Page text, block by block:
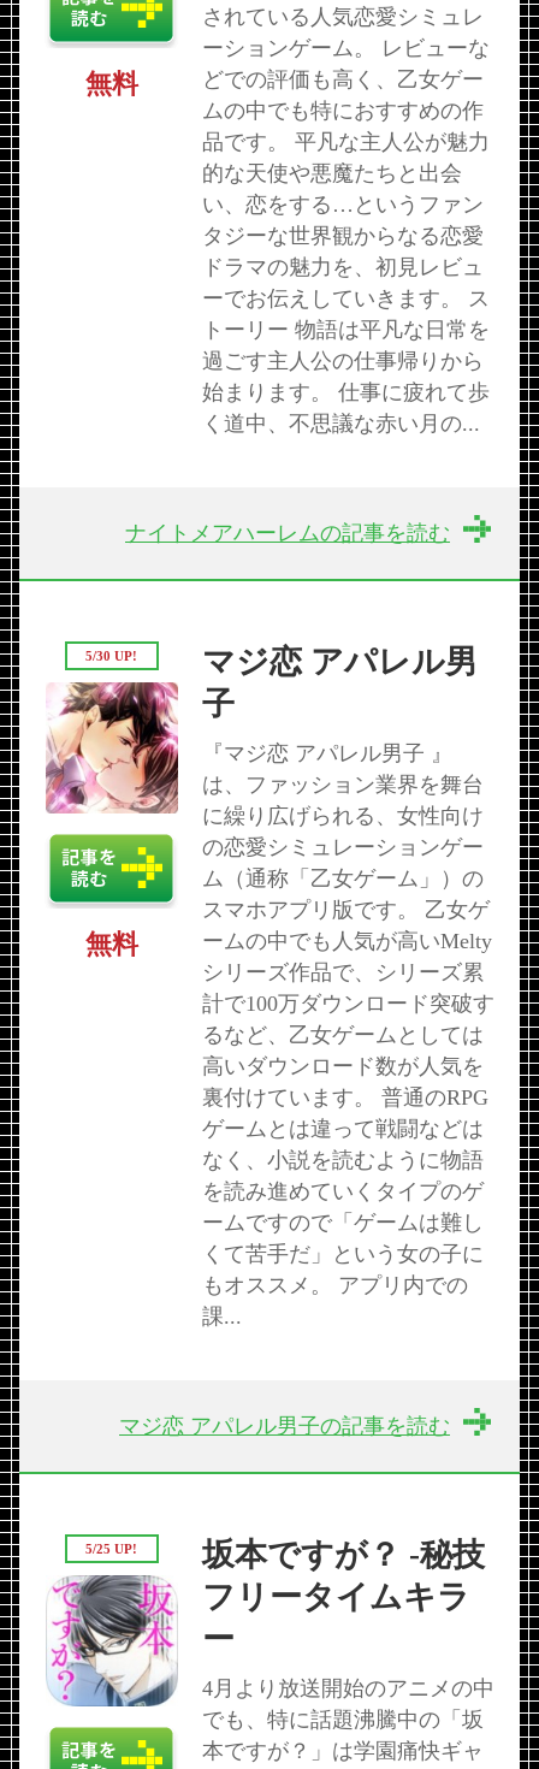
されている人気恋愛シミュレ
ーションゲーム。 レビューな
どでの評価も高く、乙女ゲー
ムの中でも特におすすめの作
品です。 平凡な主人公が魅力
的な天使や悪魔たちと出会
い、恋をする…というファン
タジーな世界観からなる恋愛
ドラマの魅力を、初見レビュ
ーでお伝えしていきます。 ス
トーリー 物語は平凡な日常を
過ごす主人公の仕事帰りから
始まります。 仕事に疲れて歩
く道中、不思議な赤い月の...
無料
ナイトメアハーレムの記事を読む
マジ恋 アパレル男
子
『マジ恋 アパレル男子 』
は、ファッション業界を舞台
に繰り広げられる、女性向け
の恋愛シミュレーションゲー
ム（通称「乙女ゲーム」）の
スマホアプリ版です。 乙女ゲ
ームの中でも人気が高いMelty
シリーズ作品で、シリーズ累
計で100万ダウンロード突破す
るなど、乙女ゲームとしては
高いダウンロード数が人気を
裏付けています。 普通のRPG
ゲームとは違って戦闘などは
なく、小説を読むように物語
を読み進めていくタイプのゲ
ームですので「ゲームは難し
くて苦手だ」という女の子に
もオススメ。 アプリ内での
課...
5/30 UP!
無料
マジ恋 アパレル男子の記事を読む
坂本ですが？ -秘技
フリータイムキラ
ー
4月より放送開始のアニメの中
でも、特に話題沸騰中の「坂
本ですが？」は学園痛快ギャ
5/25 UP!